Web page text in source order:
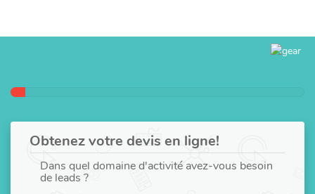
Obtenez votre devis en ligne!
Dans quel domaine d'activité avez-vous besoin
de leads ?